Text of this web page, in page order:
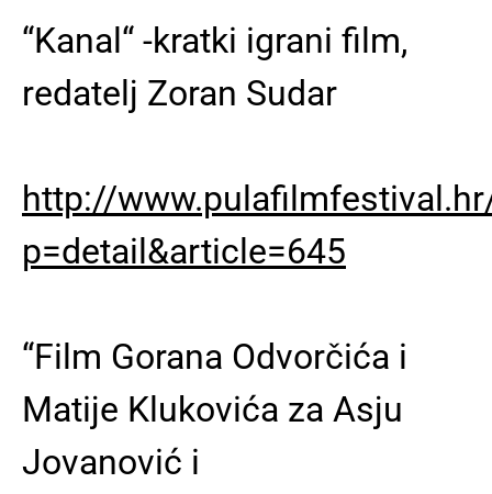
“Kanal“ -kratki igrani film,
redatelj Zoran Sudar
http://
p=detail&article=645
“Film Gorana Odvorčića i
Matije Klukovića za Asju
Jovanović i